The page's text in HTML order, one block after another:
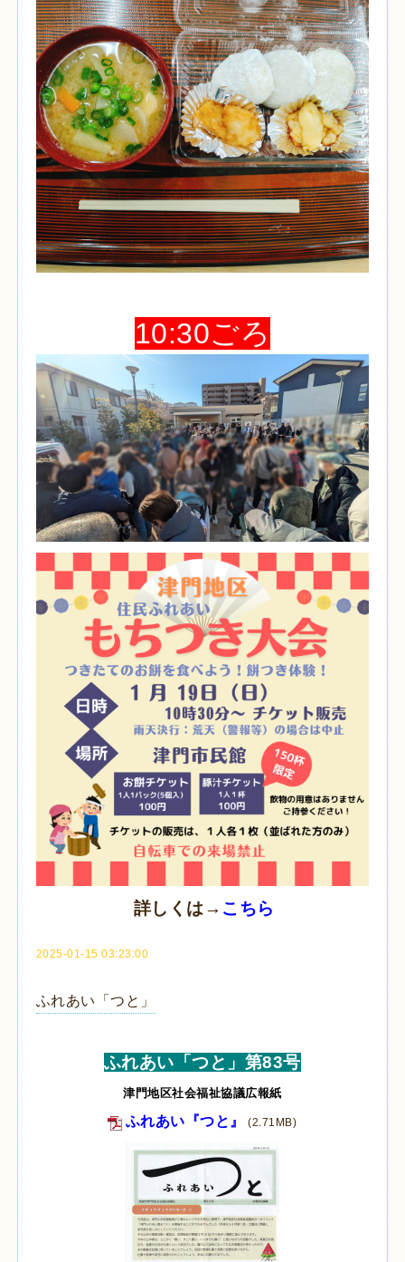
10:30ごろ
詳しくは→ こちら
2025-01-15 03:23:00
ふれあい「つと」
ふれあい「つと」第83号
津門地区社会福祉協議広報紙
ふれあい『つと』 (2.71MB)